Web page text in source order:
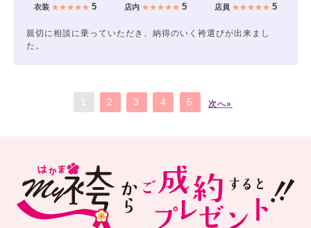
衣装★★★★★ 5 店内★★★★★ 5 店員 ★★★★★5
親切に相談に乗っていただき、納得のいく袴選びが出来まし
た。
2 3 4 5 次へ»